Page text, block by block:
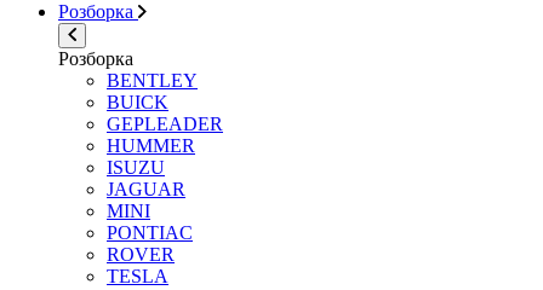
Розборка
Розборка
BENTLEY
BUICK
GEPLEADER
HUMMER
ISUZU
JAGUAR
MINI
PONTIAC
ROVER
TESLA